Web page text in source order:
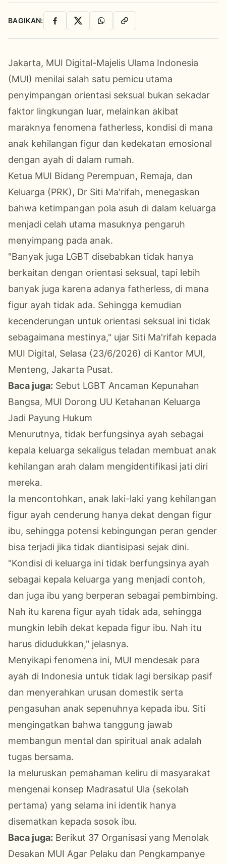
BAGIKAN: Facebook
X WhatsAppSalin Link
Jakarta, MUI Digital-Majelis Ulama Indonesia
(MUI) menilai salah satu pemicu utama
penyimpangan orientasi seksual bukan sekadar
faktor lingkungan luar, melainkan akibat
maraknya fenomena fatherless, kondisi di mana
anak kehilangan figur dan kedekatan emosional
dengan ayah di dalam rumah.
Ketua MUI Bidang Perempuan, Remaja, dan
Keluarga (PRK), Dr Siti Ma'rifah, menegaskan
bahwa ketimpangan pola asuh di dalam keluarga
menjadi celah utama masuknya pengaruh
menyimpang pada anak.
​"Banyak juga LGBT disebabkan tidak hanya
berkaitan dengan orientasi seksual, tapi lebih
banyak juga karena adanya fatherless, di mana
figur ayah tidak ada. Sehingga kemudian
kecenderungan untuk orientasi seksual ini tidak
sebagaimana mestinya," ujar Siti Ma'rifah kepada
MUI Digital, Selasa (23/6/2026) di Kantor MUI,
Menteng, Jakarta Pusat.
Baca juga: Sebut LGBT Ancaman Kepunahan
Bangsa, MUI Dorong UU Ketahanan Keluarga
Jadi Payung Hukum
Menurutnya, tidak berfungsinya ayah sebagai
kepala keluarga sekaligus teladan membuat anak
kehilangan arah dalam mengidentifikasi jati diri
mereka.
Ia mencontohkan, anak laki-laki yang kehilangan
figur ayah cenderung hanya dekat dengan figur
ibu, sehingga potensi kebingungan peran gender
bisa terjadi jika tidak diantisipasi sejak dini.
​"Kondisi di keluarga ini tidak berfungsinya ayah
sebagai kepala keluarga yang menjadi contoh,
dan juga ibu yang berperan sebagai pembimbing.
Nah itu karena figur ayah tidak ada, sehingga
mungkin lebih dekat kepada figur ibu. Nah itu
harus didudukkan," jelasnya.
Menyikapi fenomena ini, MUI mendesak para
ayah di Indonesia untuk tidak lagi bersikap pasif
dan menyerahkan urusan domestik serta
pengasuhan anak sepenuhnya kepada ibu. Siti
mengingatkan bahwa tanggung jawab
membangun mental dan spiritual anak adalah
tugas bersama.
Ia meluruskan pemahaman keliru di masyarakat
mengenai konsep Madrasatul Ula (sekolah
pertama) yang selama ini identik hanya
disematkan kepada sosok ibu.
Baca juga: Berikut 37 Organisasi yang Menolak
Desakan MUI Agar Pelaku dan Pengkampanye